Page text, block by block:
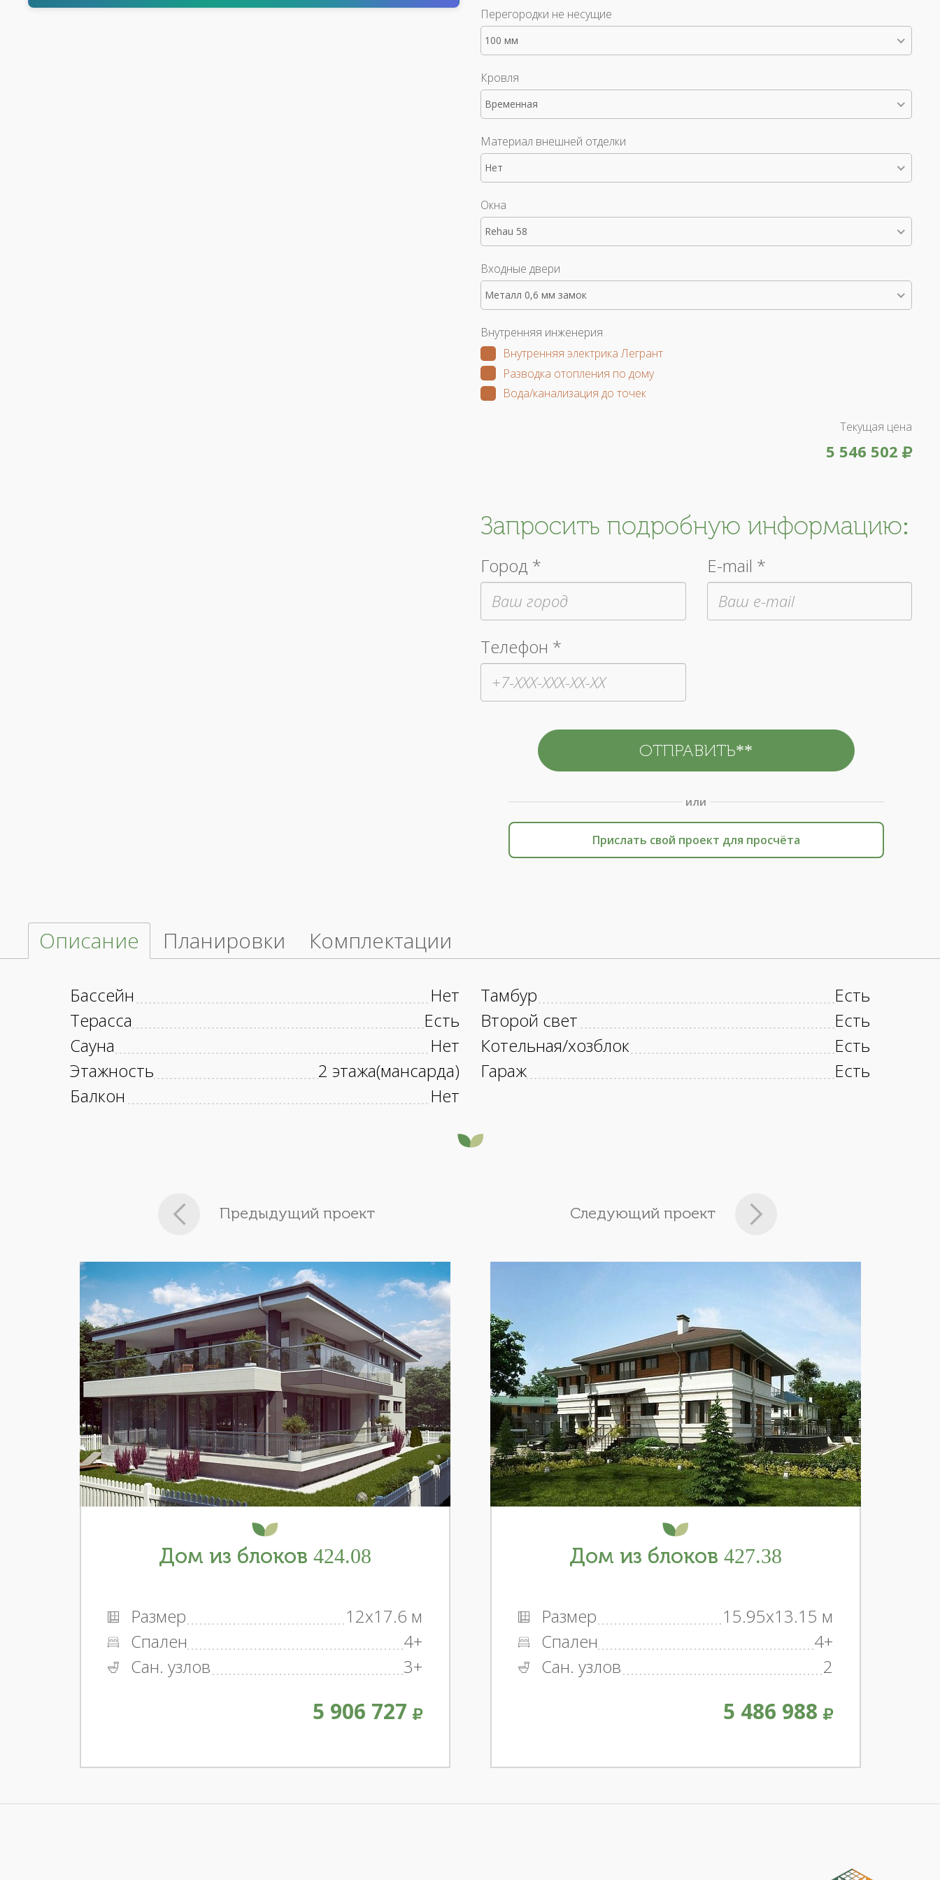
Перегородки не несущие
100 мм
Кровля
Временная
Материал внешней отделки
Нет
Окна
Rehau 58
Входные двери
Металл 0,6 мм замок
Внутренняя инженерия
Внутренняя электрика Легрант
Разводка отопления по дому
Вода/канализация до точек
Текущая цена
5 546 502
Запросить подробную информацию:
Город * E-mail *
Телефон *
или
Прислать свой проект для просчёта
Описание Планировки Комплектации
Бассейн
Нет
Терасса
Есть
Сауна
Нет
Этажность
2 этажа(мансарда)
Балкон
Нет
Тамбур
Есть
Второй свет
Есть
Котельная/хозблок
Есть
Гараж
Есть
Предыдущий проект
Дом из блоков 424.08
Размер
12x17.6 м
Спален
4+
Сан. узлов
3+
5 906 727
Следующий проект
Дом из блоков 427.38
Размер
15.95x13.15 м
Спален
4+
Сан. узлов
2
5 486 988